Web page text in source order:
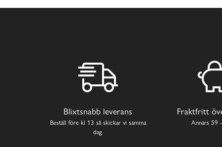
Blixtsnabb leverans
Beställ före kl 13 så skickar vi samma
dag.
Fraktfritt
Annars 59